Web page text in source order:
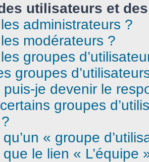
utilisateurs et
administrateurs ?
modérateurs ?
groupes
groupes
je devenir le
groupes
qu’un « groupe
que le lien « L’équipe